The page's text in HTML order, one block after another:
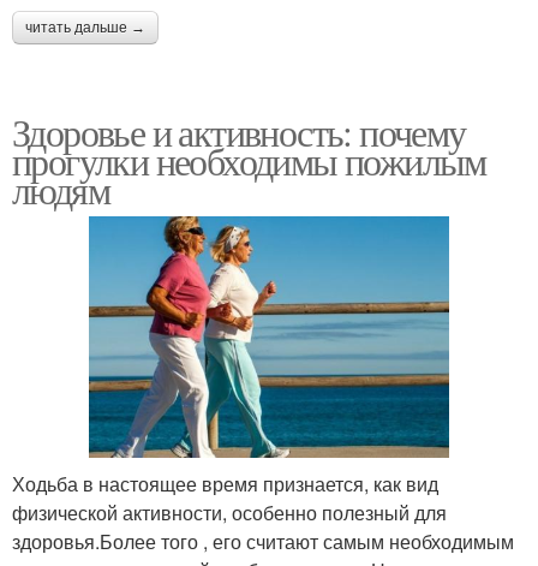
читать дальше →
Здоровье и активность: почему
прогулки необходимы пожилым
людям
Ходьба в настоящее время признается, как вид
физической активности, особенно полезный для
здоровья.Более того , его считают самым необходимым